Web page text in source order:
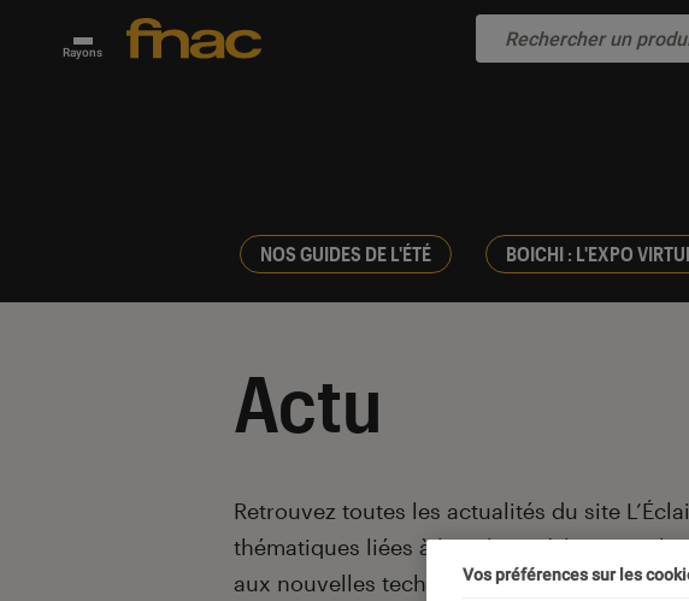
Rayons
NOS GUIDES DE L'ÉTÉ BOICHI : L'EXPO
Actu
Introduction
Retrouvez toutes les actualités du site
thématiques liées à la culture, à la pop
aux nouvelles technologies.Vos préférences sur les